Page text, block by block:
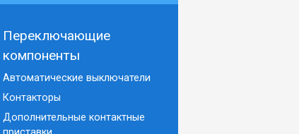
Переключающие
компоненты
Автоматические выключатели
Контакторы
Дополнительные контактные